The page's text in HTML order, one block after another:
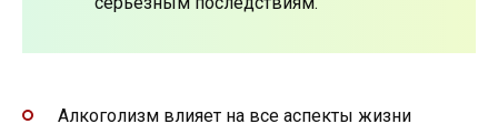
Алкоголизм влияет на все аспекты жизни